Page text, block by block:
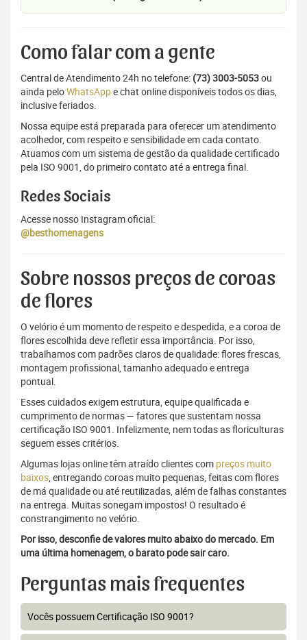
Como falar com a gente
Central de Atendimento 24h no telefone: (73) 3003-5053ou
ainda peloWhatsAppe chat online disponíveis todos os dias,
inclusive feriados.
Nossa equipe está preparada para oferecer um atendimento
acolhedor, com respeito e sensibilidade em cada contato.
Atuamos com um sistema de gestão da qualidade certificado
pela ISO 9001, do primeiro contato até a entrega final.
Redes Sociais
Acesse nosso Instagram oficial:
@besthomenagens
Sobre nossos preços de coroas
de flores
O velório é um momento de respeito e despedida, e a coroa de
flores escolhida deve refletir essa importância. Por isso,
trabalhamos com padrões claros de qualidade: flores frescas,
montagem profissional, tamanho adequado e entrega
pontual.
Esses cuidados exigem estrutura, equipe qualificada e
cumprimento de normas — fatores que sustentam nossa
certificação ISO 9001. Infelizmente, nem todas as floriculturas
seguem esses critérios.
Algumas lojas online têm atraído clientes com preços muito
baixos, entregando coroas muito pequenas, feitas com flores
de má qualidade ou até reutilizadas, além de falhas constantes
na entrega. Muitas sonegam impostos! O resultado é
constrangimento no velório.
Por isso, desconfie de valores muito abaixo do mercado. Em
uma última homenagem, o barato pode sair caro.
Perguntas mais frequentes
Vocês possuem Certificação ISO 9001?